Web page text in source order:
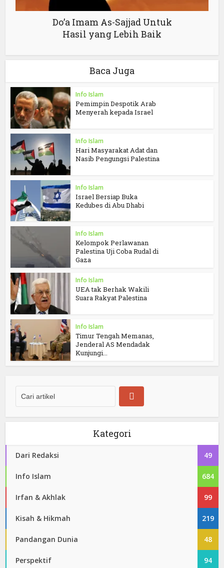
Do’a Imam As-Sajjad Untuk
Hasil yang Lebih Baik
Baca Juga
Info Islam
Pemimpin Despotik Arab
Menyerah kepada Israel
Info Islam
Hari Masyarakat Adat dan
Nasib Pengungsi Palestina
Info Islam
Israel Bersiap Buka
Kedubes di Abu Dhabi
Info Islam
Kelompok Perlawanan
Palestina Uji Coba Rudal di
Gaza
Info Islam
UEA tak Berhak Wakili
Suara Rakyat Palestina
Info Islam
Timur Tengah Memanas,
Jenderal AS Mendadak
Kunjungi...
Kategori
Dari Redaksi 49
Info Islam 684
Irfan & Akhlak 99
Kisah & Hikmah 219
Pandangan Dunia 48
Perspektif 94